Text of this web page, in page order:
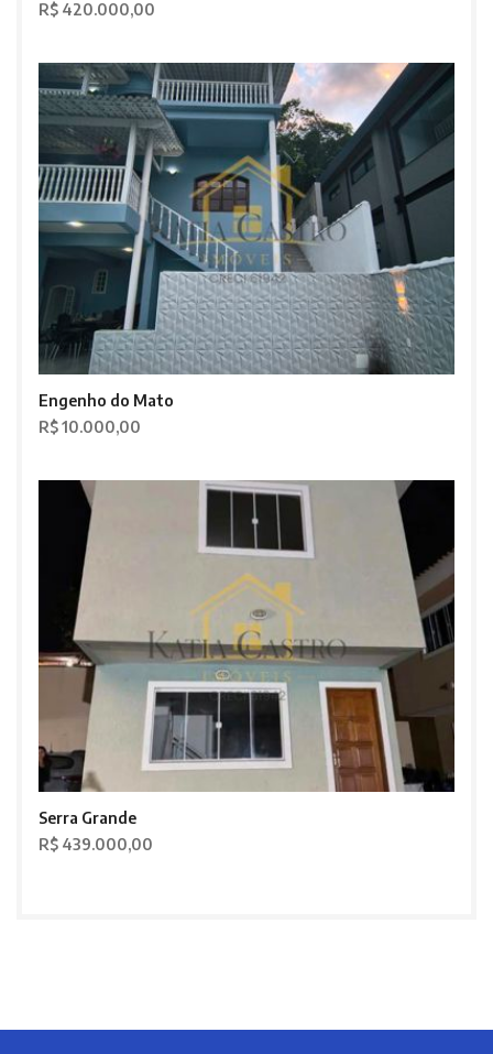
R$ 420.000,00
Engenho do Mato
R$ 10.000,00
Serra Grande
R$ 439.000,00